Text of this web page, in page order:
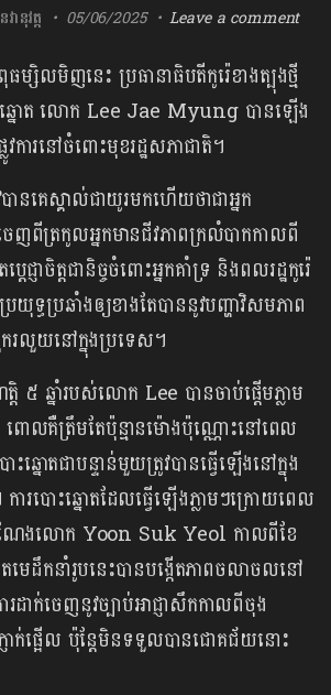
ានុវត្ត 05/06/2025 Leave a comment
ម្សិលមិញនេះ ប្រធានាធិបតីកូរ៉េខាងត្បុងថ្មី
នោត លោក Lee Jae Myung បានឡើង
វការនៅចំពោះមុខរដ្ឋសភាជាតិ។
នគេស្គាល់ជាយូរមកហើយថាជាអ្នក
ពីត្រកូលអ្នកមានជីវភាពក្រលំបាកកាលពី
េជ្ញាចិត្តជានិច្ចចំពោះអ្នកគាំទ្រ និងពលរដ្ឋកូរ៉េ
ទ្ធប្រឆាំងឲ្យខាងតែបាននូវបញ្ហាវិសមភាព
រលួយនៅក្នុងប្រទេស។
៥ ឆ្នាំរបស់លោក Lee បានចាប់ផ្តើមភ្លាម
ពោលគឺត្រឹមតែប៉ុន្មានម៉ោងប៉ុណ្ណោះនៅពេល
នោតជាបន្ទាន់មួយត្រូវបានធ្វើឡើងនៅក្នុង
ារបោះឆ្នោតដែលធ្វើឡើងភ្លាមៗក្រោយពេល
ណែងលោក Yoon Suk Yeol កាលពីខែ
មេដឹកនាំរូបនេះបានបង្កើតភាពចលាចលនៅ
រដាក់ចេញនូវច្បាប់អាជ្ញាសឹកកាលពីចុង
ញាក់ផ្អើល ប៉ុន្តែមិនទទួលបានជោគជ័យនោះ